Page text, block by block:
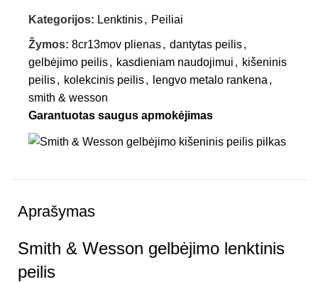
Kategorijos: Lenktinis, Peiliai
Žymos: 8cr13mov plienas, dantytas peilis,
gelbėjimo peilis, kasdieniam naudojimui , kišeninis
peilis, kolekcinis peilis, lengvo metalo rankena ,
smith & wesson
Garantuotas saugus apmokėjimas
Aprašymas
Smith & Wesson gelbėjimo lenktinis
peilis